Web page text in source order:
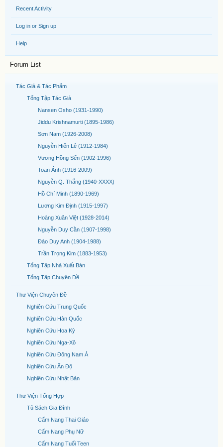
Recent Activity
Log in or Sign up
Help
Forum List
Tác Giả & Tác Phẩm
Tổng Tập Tác Giả
Nansen Osho (1931-1990)
Jiddu Krishnamurti (1895-1986)
Sơn Nam (1926-2008)
Nguyễn Hiến Lê (1912-1984)
Vương Hồng Sển (1902-1996)
Toan Ánh (1916-2009)
Nguyễn Q. Thắng (1940-XXXX)
Hồ Chí Minh (1890-1969)
Lương Kim Định (1915-1997)
Hoàng Xuân Việt (1928-2014)
Nguyễn Duy Cần (1907-1998)
Đào Duy Anh (1904-1988)
Trần Trọng Kim (1883-1953)
Tổng Tập Nhà Xuất Bản
Tổng Tập Chuyên Đề
Thư Viện Chuyên Đề
Nghiên Cứu Trung Quốc
Nghiên Cứu Hàn Quốc
Nghiên Cứu Hoa Kỳ
Nghiên Cứu Nga-Xô
Nghiên Cứu Đông Nam Á
Nghiên Cứu Ấn Độ
Nghiên Cứu Nhật Bản
Thư Viện Tổng Hợp
Tủ Sách Gia Đình
Cẩm Nang Thai Giáo
Cẩm Nang Phụ Nữ
Cẩm Nang Tuổi Teen